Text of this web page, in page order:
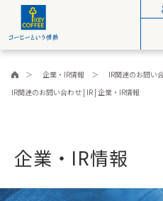
企業・IR情報
IR関連のお問い
IR関連のお問い合わせ | IR | 企業・IR情報
企業・IR情報